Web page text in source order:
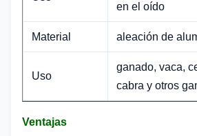
en el oído
Material aleación de
Uso
ganado, vaca,
cabra y otros
Ventajas